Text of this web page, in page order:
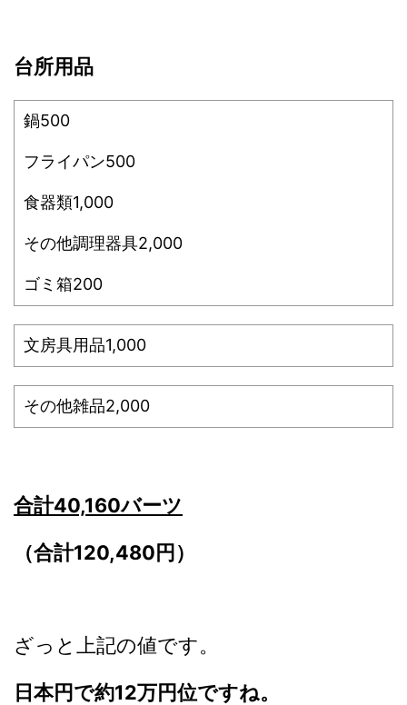
台所用品
鍋500
フライパン500
食器類1,000
その他調理器具2,000
ゴミ箱200
文房具用品1,000
その他雑品2,000
合計40,160バーツ
（合計120,480円）
ざっと上記の値です。
日本円で約12万円位ですね。